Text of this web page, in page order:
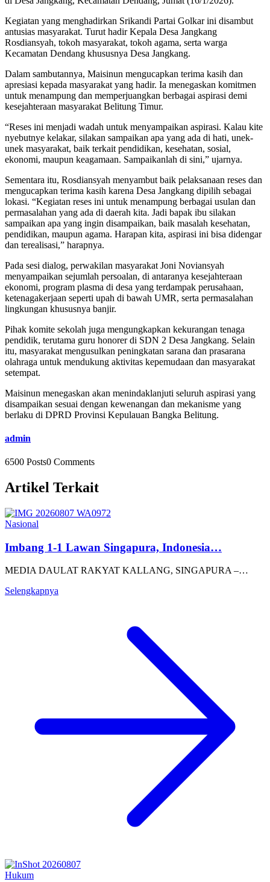
Kegiatan yang menghadirkan Srikandi Partai Golkar ini disambut
antusias masyarakat. Turut hadir Kepala Desa Jangkang
Rosdiansyah, tokoh masyarakat, tokoh agama, serta warga
Kecamatan Dendang khususnya Desa Jangkang.
Dalam sambutannya, Maisinun mengucapkan terima kasih dan
apresiasi kepada masyarakat yang hadir. Ia menegaskan komitmen
untuk menampung dan memperjuangkan berbagai aspirasi demi
kesejahteraan masyarakat Belitung Timur.
“Reses ini menjadi wadah untuk menyampaikan aspirasi. Kalau kite
nyebutnye kelakar, silakan sampaikan apa yang ada di hati, unek-
unek masyarakat, baik terkait pendidikan, kesehatan, sosial,
ekonomi, maupun keagamaan. Sampaikanlah di sini,” ujarnya.
Sementara itu, Rosdiansyah menyambut baik pelaksanaan reses dan
mengucapkan terima kasih karena Desa Jangkang dipilih sebagai
lokasi. “Kegiatan reses ini untuk menampung berbagai usulan dan
permasalahan yang ada di daerah kita. Jadi bapak ibu silakan
sampaikan apa yang ingin disampaikan, baik masalah kesehatan,
pendidikan, maupun agama. Harapan kita, aspirasi ini bisa didengar
dan terealisasi,” harapnya.
Pada sesi dialog, perwakilan masyarakat Joni Noviansyah
menyampaikan sejumlah persoalan, di antaranya kesejahteraan
ekonomi, program plasma di desa yang terdampak perusahaan,
ketenagakerjaan seperti upah di bawah UMR, serta permasalahan
lingkungan khususnya banjir.
Pihak komite sekolah juga mengungkapkan kekurangan tenaga
pendidik, terutama guru honorer di SDN 2 Desa Jangkang. Selain
itu, masyarakat mengusulkan peningkatan sarana dan prasarana
olahraga untuk mendukung aktivitas kepemudaan dan masyarakat
setempat.
Maisinun menegaskan akan menindaklanjuti seluruh aspirasi yang
disampaikan sesuai dengan kewenangan dan mekanisme yang
berlaku di DPRD Provinsi Kepulauan Bangka Belitung.
admin
6500 Posts0 Comments
Artikel Terkait
Nasional
Imbang 1-1 Lawan Singapura, Indonesia…
MEDIA DAULAT RAKYAT KALLANG, SINGAPURA –…
Selengkapnya
Hukum